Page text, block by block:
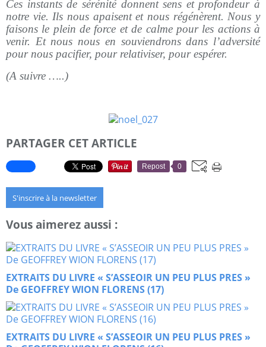
Ces instants de sérénité donnent sens et profondeur à
notre vie. Ils nous apaisent et nous régénèrent. Nous y
faisons le plein de force et de calme pour les actions à
venir. Et nous nous en souviendrons dans l’adversité
pour nous pacifier, pour relativiser, pour espérer.
(A suivre …..)
PARTAGER CET ARTICLE
Repost 0
S'inscrire à la newsletter
Vous aimerez aussi :
EXTRAITS DU LIVRE « S’ASSEOIR UN PEU PLUS PRES »
De GEOFFREY WION FLORENS (17)
EXTRAITS DU LIVRE « S’ASSEOIR UN PEU PLUS PRES »